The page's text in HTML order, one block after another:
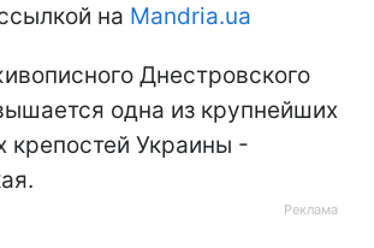
на Mandria.ua
Днестровского
одна из крупнейших
крепостей Украины -